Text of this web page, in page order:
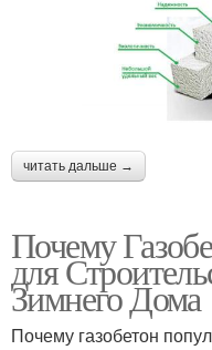
читать дальше →
Почему
для
Зимнего Дома
Почему газобетон